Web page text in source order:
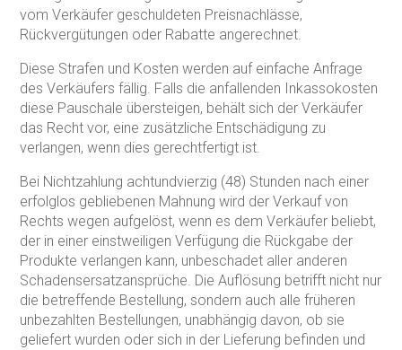
vom Verkäufer geschuldeten Preisnachlässe,
Rückvergütungen oder Rabatte angerechnet.
Diese Strafen und Kosten werden auf einfache Anfrage
des Verkäufers fällig. Falls die anfallenden Inkassokosten
diese Pauschale übersteigen, behält sich der Verkäufer
das Recht vor, eine zusätzliche Entschädigung zu
verlangen, wenn dies gerechtfertigt ist.
Bei Nichtzahlung achtundvierzig (48) Stunden nach einer
erfolglos gebliebenen Mahnung wird der Verkauf von
Rechts wegen aufgelöst, wenn es dem Verkäufer beliebt,
der in einer einstweiligen Verfügung die Rückgabe der
Produkte verlangen kann, unbeschadet aller anderen
Schadensersatzansprüche. Die Auflösung betrifft nicht nur
die betreffende Bestellung, sondern auch alle früheren
unbezahlten Bestellungen, unabhängig davon, ob sie
geliefert wurden oder sich in der Lieferung befinden und